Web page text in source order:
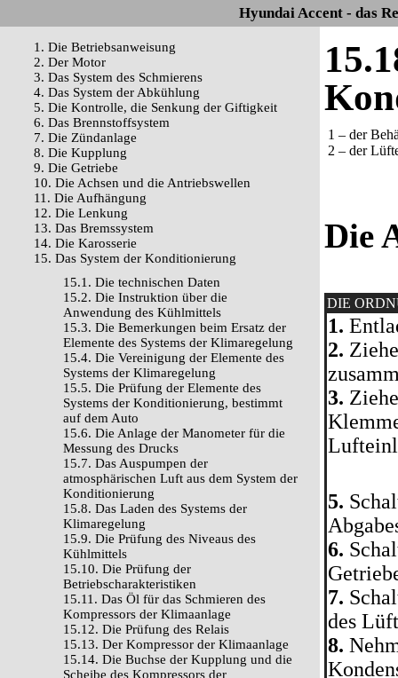
Hyundai Accent - das
1. Die Betriebsanweisung
2. Der Motor
3. Das System des Schmierens
4. Das System der Abkühlung
5. Die Kontrolle, die Senkung der Giftigkeit
6. Das Brennstoffsystem
7. Die Zündanlage
8. Die Kupplung
9. Die Getriebe
10. Die Achsen und die Antriebswellen
11. Die Aufhängung
12. Die Lenkung
13. Das Bremssystem
14. Die Karosserie
15. Das System der Konditionierung
15.1. Die technischen Daten
15.2. Die Instruktion über die
Anwendung des Kühlmittels
15.3. Die Bemerkungen beim Ersatz der
Elemente des Systems der Klimaregelung
15.4. Die Vereinigung der Elemente des
Systems der Klimaregelung
15.5. Die Prüfung der Elemente des
Systems der Konditionierung, bestimmt
auf dem Auto
15.6. Die Anlage der Manometer für die
Messung des Drucks
15.7. Das Auspumpen der
atmosphärischen Luft aus dem System der
Konditionierung
15.8. Das Laden des Systems der
Klimaregelung
15.9. Die Prüfung des Niveaus des
Kühlmittels
15.10. Die Prüfung der
Betriebscharakteristiken
15.11. Das Öl für das Schmieren des
Kompressors der Klimaanlage
15.12. Die Prüfung des Relais
15.13. Der Kompressor der Klimaanlage
15.14. Die Buchse der Kupplung und die
Scheibe des Kompressors der
1 – der
2 – der
Die
DIE
1.
2.
3.
5.
6.
7.
des
8.